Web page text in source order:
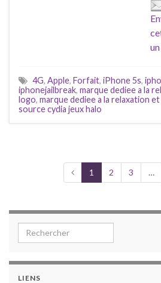
4G, Apple, Forfait, iPhone 5s,
iphonejailbreak, marque dediee a la
logo, marque dediee a la relaxation et
source cydia jeux halo
1 2 3 …
Search for:
LIENS